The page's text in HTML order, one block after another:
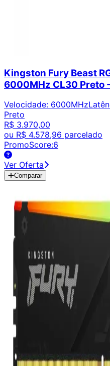
Kingston Fury Beast
6000MHz CL30 Preto
Velocidade: 6000MHz
Preto
R$ 3.970,00
ou R$ 4.578,96 parcelado
PromoScore:6
Ver Oferta
Comparar